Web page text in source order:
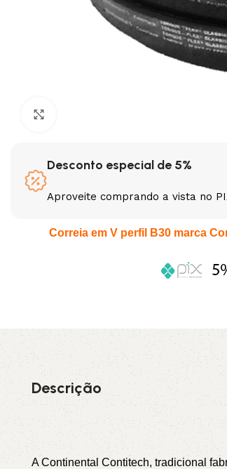
3L 3VX
A AX
D
XPA XPB
Desconto especial de 5%
Aproveite comprando a vista no
Correia em V perfil B30 marca
Descrição
A Continental Contitech, tradicional